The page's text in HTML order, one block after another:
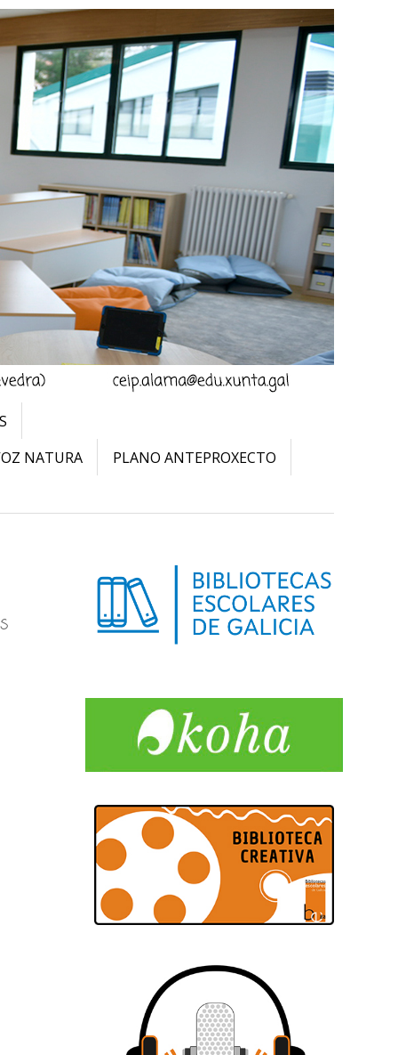
NATURA
PLANO ANTEPROXECTO